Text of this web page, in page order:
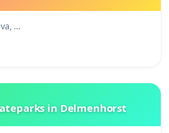
…
in Delmenhorst